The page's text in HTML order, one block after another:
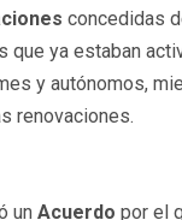
concedidas
ya estaban
y autónomos,
renovaciones.
un Acuerdo por el